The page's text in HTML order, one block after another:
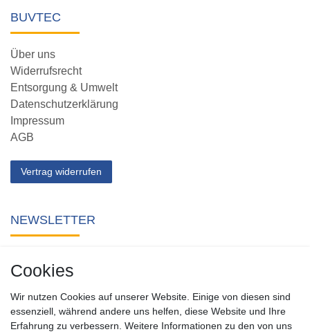
BUVTEC
Über uns
Widerrufsrecht
Entsorgung & Umwelt
Datenschutzerklärung
Impressum
AGB
Vertrag widerrufen
NEWSLETTER
Sie keine Neuigkeit oder Aktion aus unserem Shop.
Zum Newsletter anmelden
Cookies
Wir nutzen Cookies auf unserer Website. Einige von diesen sind
essenziell, während andere uns helfen, diese Website und Ihre
Erfahrung zu verbessern. Weitere Informationen zu den von uns